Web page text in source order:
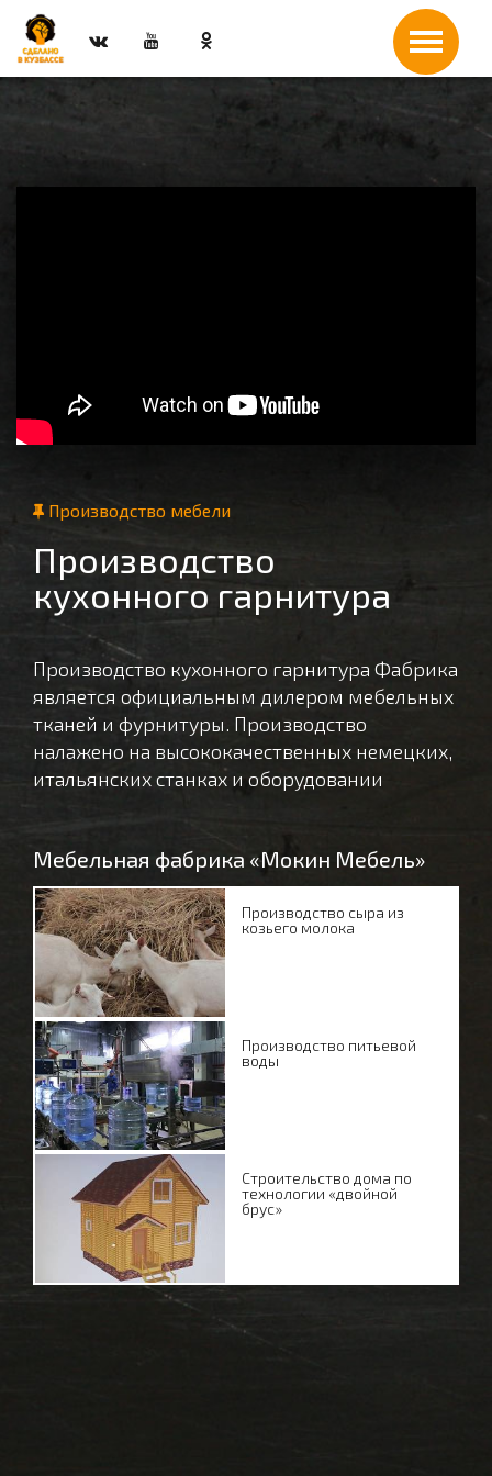
Производство мебели
Производство
кухонного гарнитура
Производство кухонного гарнитура Фабрика
является официальным дилером мебельных
тканей и фурнитуры. Производство
налажено на высококачественных немецких,
итальянских станках и оборудовании
Мебельная фабрика «Мокин Мебель»
Производство сыра из
козьего молока
Производство питьевой
воды
Строительство дома по
технологии «двойной
брус»